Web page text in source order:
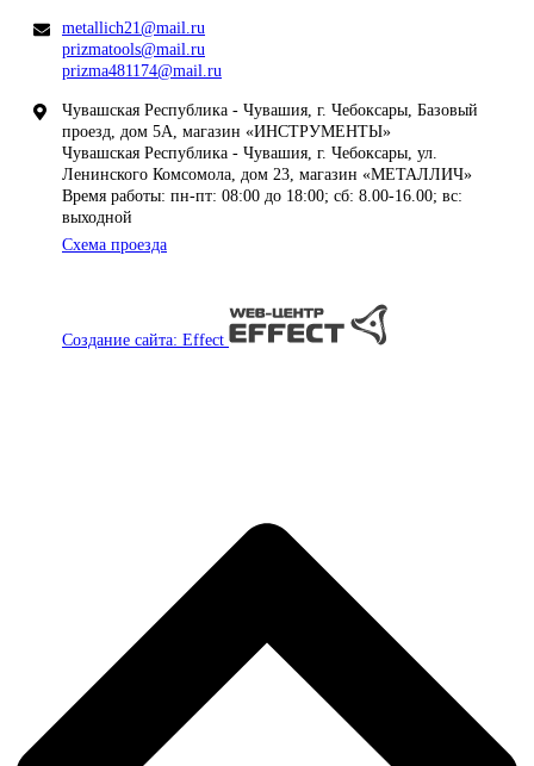
metallich21@mail.ru
prizmatools@mail.ru
prizma481174@mail.ru
Чувашская Республика - Чувашия, г. Чебоксары, Базовый
проезд, дом 5А, магазин «ИНСТРУМЕНТЫ»
Чувашская Республика - Чувашия, г. Чебоксары, ул.
Ленинского Комсомола, дом 23, магазин «МЕТАЛЛИЧ»
Время работы: пн-пт: 08:00 до 18:00; сб: 8.00-16.00; вс:
выходной
Схема проезда
Создание сайта: Effect